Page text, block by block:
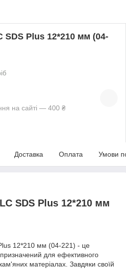
SDS Plus 12*210 мм (04-
на сайті — 400 ₴
Доставка Оплата Умови
SDS Plus 12*210 мм
12*210 мм (04-221) - це
призначений для ефективного
матеріалах. Завдяки своїй